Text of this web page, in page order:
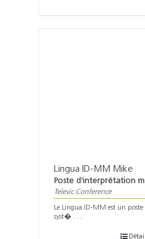
Lingua ID-MM Mike
Poste d'interprétation
Televic Conference
Le Lingua ID-MM est un
syst� . . .